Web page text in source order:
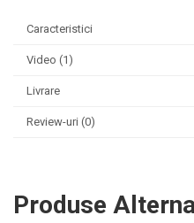
Caracteristici
Video (1)
Livrare
Review-uri (0)
Produse